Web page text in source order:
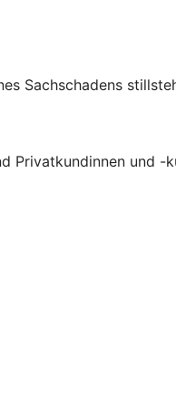
Sachschadens
Privatkundinnen und -